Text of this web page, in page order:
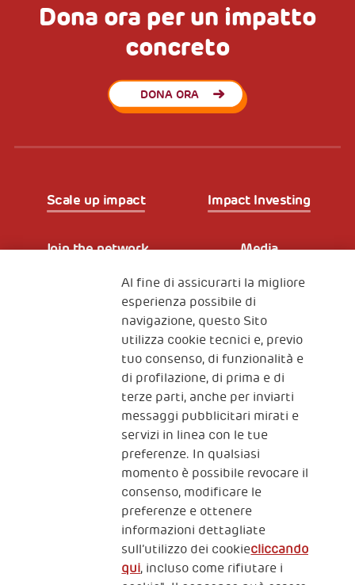
Dona ora per un impatto
concreto
DONA ORA
Scale up impact Impact Investing
Join the network Media
Iscriviti alla newsletter
Fondazione
The Human Safety Net
CONTATTACI
2, Piazza Duca degli Abruzzi 34132
Trieste Italy
Fiscal code (Italy) 90017740326
Al fine di assicurarti la migliore
esperienza possibile di
navigazione, questo Sito
utilizza cookie tecnici e, previo
tuo consenso, di funzionalità e
di profilazione, di prima e di
terze parti, anche per inviarti
messaggi pubblicitari mirati e
servizi in linea con le tue
preferenze. In qualsiasi
momento è possibile revocare il
consenso, modificare le
preferenze e ottenere
informazioni dettagliate
sull’utilizzo dei cookiecliccando
qui, incluso come rifiutare i